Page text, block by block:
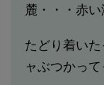
麓・・・赤い
たどり着い
ャぶつかって